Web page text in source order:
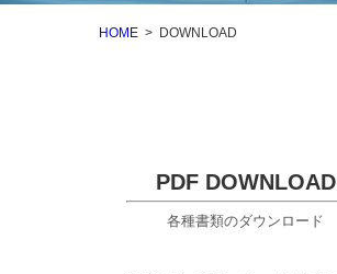
HOME> DOWNLOAD
PDF DOWNLOAD
各種書類のダウンロード